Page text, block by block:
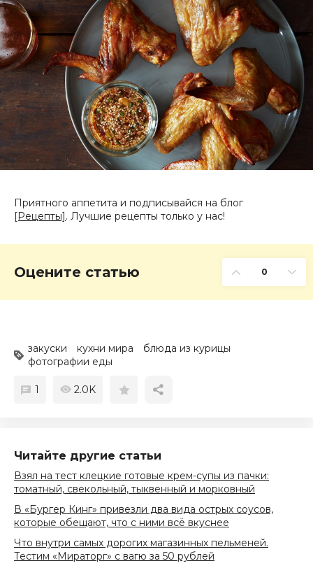
Приятного аппетита и подписывайся на блог
[Рецепты]. Лучшие рецепты только у нас!
Оцените статью 0
закуски кухни мира
блюда из курицы
фотографии еды
1 2.0K
Читайте другие статьи
Взял на тест клецкие готовые крем-супы из пачки:
томатный, свекольный, тыквенный и морковный
В «Бургер Кинг» привезли два вида острых соусов,
которые обещают, что с ними всё вкуснее
Что внутри самых дорогих магазинных пельменей.
Тестим «Мираторг» с вагю за 50 рублей